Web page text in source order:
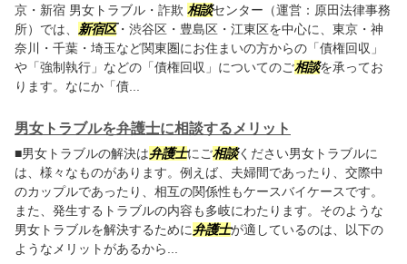
京・新宿 男女トラブル・詐欺 相談センター（運営：原田法律事務
所）では、 新宿区・渋谷区・豊島区・江東区を中心に、東京・神
奈川・千葉・埼玉など関東圏にお住まいの方からの「債権回収」
や「強制執行」などの「債権回収」についてのご相談を承ってお
ります。なにか「債...
男女トラブルを弁護士に相談するメリット
■男女トラブルの解決は弁護士にご相談ください男女トラブルに
は、様々なものがあります。例えば、夫婦間であったり、交際中
のカップルであったり、相互の関係性もケースバイケースです。
また、発生するトラブルの内容も多岐にわたります。そのような
男女トラブルを解決するために弁護士が適しているのは、以下の
ようなメリットがあるから...